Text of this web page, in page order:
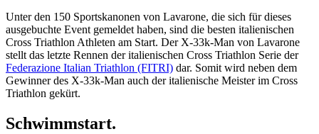
Unter den 150 Sportskanonen von Lavarone, die sich für dieses
ausgebuchte Event gemeldet haben, sind die besten italienischen
Cross Triathlon Athleten am Start. Der X-33k-Man von Lavarone
stellt das letzte Rennen der italienischen Cross Triathlon Serie der
Federazione Italian Triathlon (FITRI) dar. Somit wird neben dem
Gewinner des X-33k-Man auch der italienische Meister im Cross
Triathlon gekürt.
Schwimmstart.